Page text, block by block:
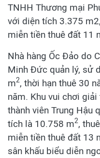
TNHH Thương mại
với diện tích 3.375
miễn tiền thuê đất 11
Nhà hàng Ốc Đảo do
Minh Đức quản lý, sử
m2, thời hạn thuê 30
năm. Khu vui chơi
thành viên Trung Hậu
tích là 10.758 m2,
miễn tiền thuê đất 13
sân khấu biểu diễn